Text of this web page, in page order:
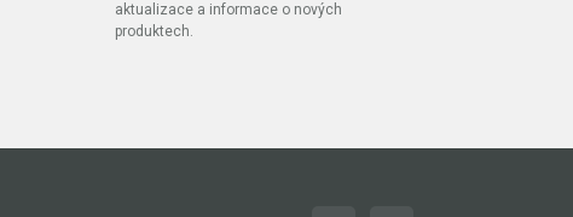
aktualizace a informace o nových
produktech.